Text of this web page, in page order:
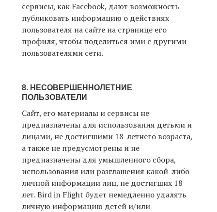
сервисы, как Facebook, дают возможность
публиковать информацию о действиях
пользователя на сайте на странице его
профиля, чтобы поделиться ими с другими
пользователями сети.
8. НЕСОВЕРШЕННОЛЕТНИЕ
ПОЛЬЗОВАТЕЛИ
Сайт, его материалы и сервисы не
предназначены для использования детьми и
лицами, не достигшими 18-летнего возраста,
а также не предусмотрены и не
предназначены для умышленного сбора,
использования или разглашения какой-либо
личной информации лиц, не достигших 18
лет. Bird in Flight будет немедленно удалять
личную информацию детей и/или